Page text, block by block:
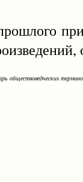
обществоведческих